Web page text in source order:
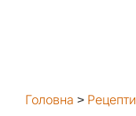
Головна > Рецепти